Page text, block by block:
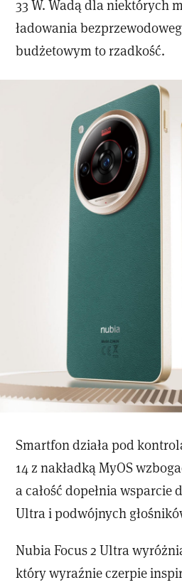
33 W. Wadą dla niektórych
ładowania
budżetowym to rzadkość.
Smartfon działa pod
14 z nakładką MyOS
a całość dopełnia wsparcie
Ultra i podwójnych
Nubia Focus 2 Ultra
który wyraźnie czerpie